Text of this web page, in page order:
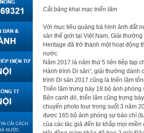
Cắt băng khai mạc triển lãm
Với mục tiêu quảng bá hình ảnh đất
sản thế giới tại Việt Nam, Giải
Heritage đã trở thành một hoạt
nước.
Năm 2017 là năm thứ 5 liên tiếp tạp
Hành trình Di sản”, giải thưởng dành
trình Di sản 2017 cũng là triển lãm
Triển lãm trưng bày 18 bộ ảnh
Bên cạnh đó, triển lãm cũng trưng
chuyến photo tour trong suốt 3 năm
được 165 bộ ảnh phóng sự báo chí
của các tác giả đến từ khắp mọi miền